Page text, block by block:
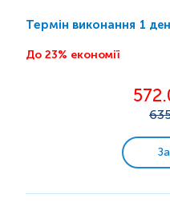
Вагітність
Захворювання
Біль у суглобах
сечі. Простий у
для щорічного
Термін виконання 1
До 23% економії